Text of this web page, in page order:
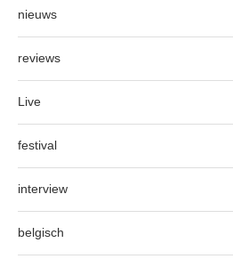
nieuws
reviews
Live
festival
interview
belgisch